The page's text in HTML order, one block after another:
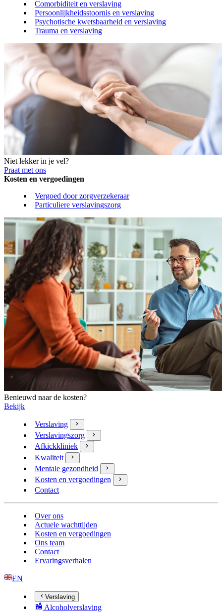
Comorbiditeit en verslaving
Persoonlijkheidsstoornis en verslaving
Psychotische kwetsbaarheid en verslaving
Trauma en verslaving
Niet lekker in je vel?
Praat met ons
Kosten en vergoedingen
Vergoed door zorgverzekeraar
Particuliere verslavingszorg
Benieuwd naar de kosten?
Bekijk
Verslaving
Verslavingszorg
Afkickkliniek
Kwaliteit
Mentale gezondheid
Kosten en vergoedingen
Contact
Over ons
Actuele wachttijden
Kosten en vergoedingen
Ons team
Contact
Ervaringsverhalen
EN
Verslaving
Alcoholverslaving